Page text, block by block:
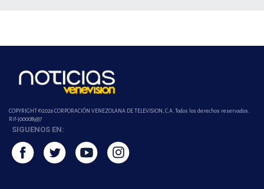
COPYRIGHT ©2026 CORPORACIÓN VENEZOLANA DE TELEVISION, C.A. Todos los derechos reservados.
Rif-j000089337
SIGUENOS EN: